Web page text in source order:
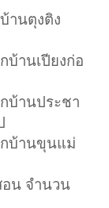
านตุงติง
บ้านเปียงก่อ
บ้านประชา
กบ้านขุนแม่
อน จำนวน